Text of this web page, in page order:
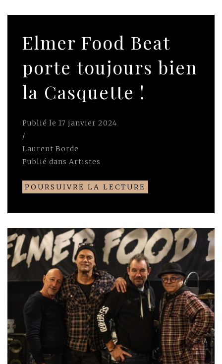
Elmer Food Beat
porte toujours bien
la Casquette !
Publié le 17 janvier 2024
/
Laurent Borde
Publié dans Artistes
POURSUIVRE LA LECTURE